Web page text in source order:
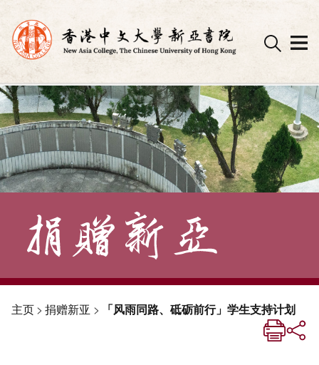
Skip
to
content
主页> 捐赠新亚 > 「风雨同路、砥砺前行」学生支持计划